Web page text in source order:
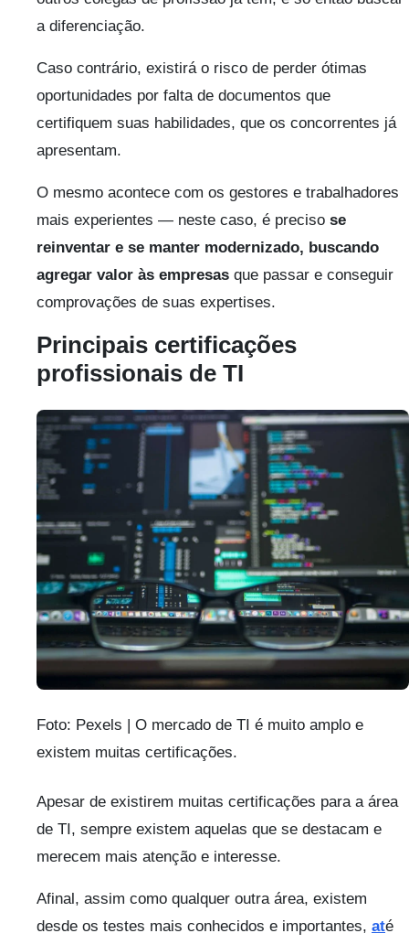
a diferenciação.
Caso contrário, existirá o risco de perder ótimas
oportunidades por falta de documentos que
certifiquem suas habilidades, que os concorrentes já
apresentam.
O mesmo acontece com os gestores e trabalhadores
mais experientes — neste caso, é preciso se
reinventar e se manter modernizado, buscando
agregar valor às empresas que passar e conseguir
comprovações de suas expertises.
Principais certificações
profissionais de TI
Foto: Pexels | O mercado de TI é muito amplo e
existem muitas certificações.
Apesar de existirem muitas certificações para a área
de TI, sempre existem aquelas que se destacam e
merecem mais atenção e interesse.
Afinal, assim como qualquer outra área, existem
desde os testes mais conhecidos e importantes, até